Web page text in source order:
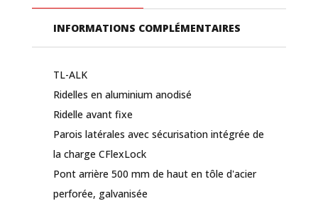
AVEC
HAYON
TL-
2.50m
1.30m
INFORMATIONS COMPLÉMENTAIRES
TL-ALK
Ridelles en aluminium anodisé
Ridelle avant fixe
Parois latérales avec sécurisation intégrée de
la charge CFlexLock
Pont arrière 500 mm de haut en tôle d'acier
perforée, galvanisée